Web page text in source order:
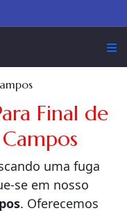
Final de
uma fuga
se em nosso
. Oferecemos